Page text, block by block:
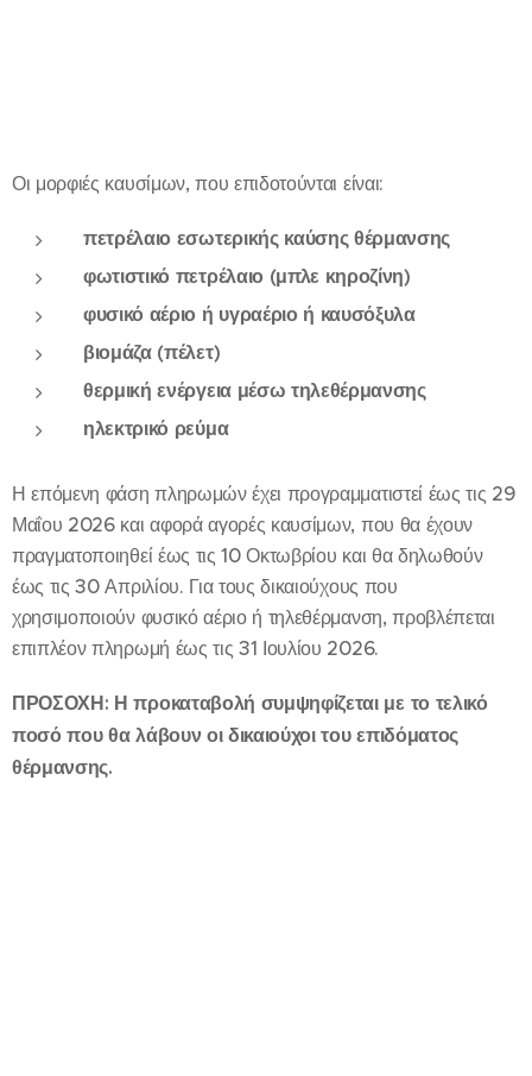
Οι μορφιές καυσίμων, που επιδοτούνται είναι:
πετρέλαιο εσωτερικής καύσης θέρμανσης
φωτιστικό πετρέλαιο (μπλε κηροζίνη)
φυσικό αέριο ή υγραέριο ή καυσόξυλα
βιομάζα (πέλετ)
θερμική ενέργεια μέσω τηλεθέρμανσης
ηλεκτρικό ρεύμα
Η επόμενη φάση πληρωμών έχει προγραμματιστεί έως τις 29
Μαΐου 2026 και αφορά αγορές καυσίμων, που θα έχουν
πραγματοποιηθεί έως τις 10 Οκτωβρίου και θα δηλωθούν
έως τις 30 Απριλίου. Για τους δικαιούχους που
χρησιμοποιούν φυσικό αέριο ή τηλεθέρμανση, προβλέπεται
επιπλέον πληρωμή έως τις 31 Ιουλίου 2026.
ΠΡΟΣΟΧΗ: Η προκαταβολή συμψηφίζεται με το τελικό
ποσό που θα λάβουν οι δικαιούχοι του επιδόματος
θέρμανσης.